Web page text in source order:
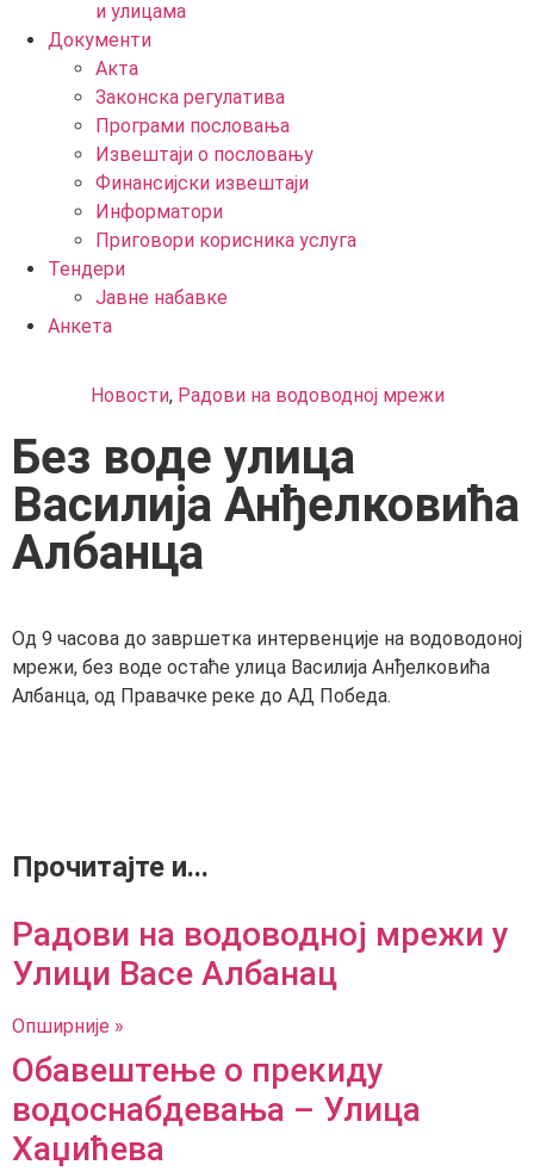
и улицама
Документи
Акта
Законска регулатива
Програми пословања
Извештаји о пословању
Финансијски извештаји
Информатори
Приговори корисника услуга
Тендери
Јавне набавке
Анкета
Новости, Радови на водоводној мрежи
Без воде улица
Василија Анђелковића
Албанца
Од 9 часова до завршетка интервенције на водоводоној
мрежи, без воде остаће улица Василија Анђелковића
Албанца, од Правачке реке до АД Победа.
Прочитајте и...
Радови на водоводној мрежи у
Улици Васе Албанац
Опширније »
Обавештење о прекиду
водоснабдевања – Улица
Хаџићева